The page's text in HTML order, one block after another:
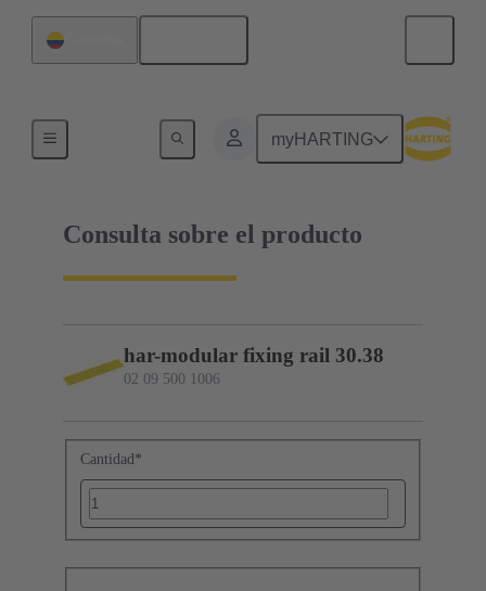
myHARTING
02 09 500 1006
Consulta sobre el producto
har-modular fixing rail 30.38
02 09 500 1006
Cantidad*